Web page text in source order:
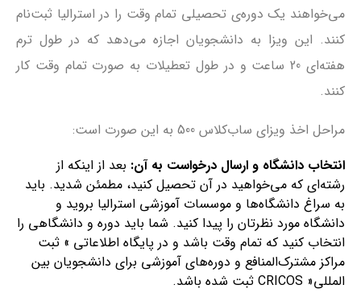
می‌خواهند یک دوره‌ی تحصیلی تمام وقت را در استرالیا ثبت‌نام
کنند. این ویزا به دانشجویان اجازه می‌دهد که در طول ترم
هفته‌ای 20 ساعت و در طول تعطیلات به صورت تمام وقت کار
کنند.
مراحل اخذ ویزای سا‌ب‌کلاس 500 به این صورت است:
انتخاب دانشگاه و ارسال درخواست به آن: بعد از اینکه از
رشته‌ای که می‌خواهید در آن تحصیل کنید، مطمئن شدید. باید
به سراغ دانشگاه‌ها و موسسات آموزشی استرالیا بروید و
دانشگاه مورد نظرتان را پیدا کنید. شما باید دوره و دانشگاهی را
انتخاب کنید که تمام وقت باشد و در پایگاه اطلاعاتی » ثبت
مراکز مشترک‌المنافع و دوره‌های آموزشی برای دانشجویان بین
المللی« CRICOS ثبت شده باشد.